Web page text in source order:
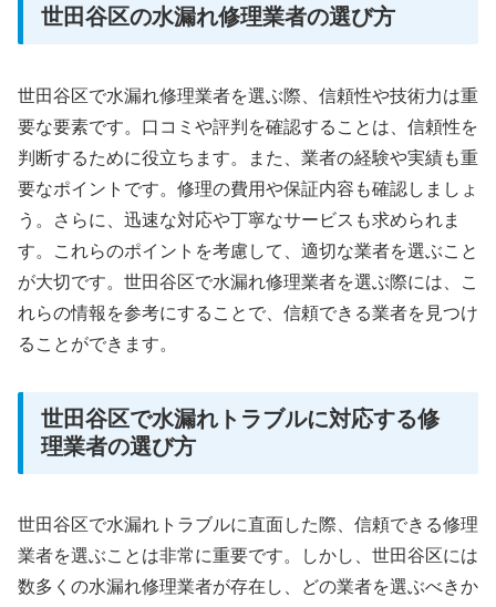
世田谷区の水漏れ修理業者の選び方
世田谷区で水漏れ修理業者を選ぶ際、信頼性や技術力は重
要な要素です。口コミや評判を確認することは、信頼性を
判断するために役立ちます。また、業者の経験や実績も重
要なポイントです。修理の費用や保証内容も確認しましょ
う。さらに、迅速な対応や丁寧なサービスも求められま
す。これらのポイントを考慮して、適切な業者を選ぶこと
が大切です。世田谷区で水漏れ修理業者を選ぶ際には、こ
れらの情報を参考にすることで、信頼できる業者を見つけ
ることができます。
世田谷区で水漏れトラブルに対応する修
理業者の選び方
世田谷区で水漏れトラブルに直面した際、信頼できる修理
業者を選ぶことは非常に重要です。しかし、世田谷区には
数多くの水漏れ修理業者が存在し、どの業者を選ぶべきか